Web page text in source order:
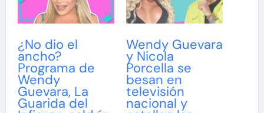
¿No dio el
ancho?
Programa de
Wendy
Guevara, La
Guarida del
Wendy Guevara
y Nicola
Porcella se
besan en
televisión
nacional y